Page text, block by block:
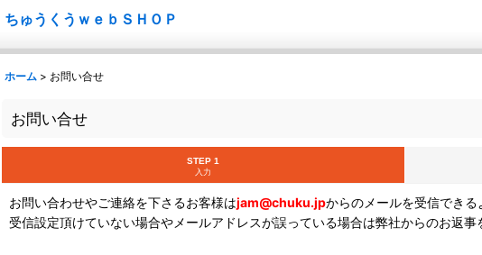
ちゅうくうｗｅｂＳＨＯＰ
ホーム > お問い合せ
お問い合せ
STEP 1
入力
お問い合わせやご連絡を下さるお客様はjam@chuku.jpからのメールを受信できる
受信設定頂けていない場合やメールアドレスが誤っている場合は弊社からのお返事